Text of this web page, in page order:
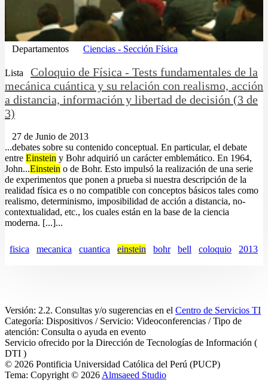
Departamentos Ciencias - Sección Física
Lista
Coloquio de Física - Tests fundamentales de la
mecánica cuántica y su relación con realismo, acción
a distancia, información y libertad de decisión (3 de
3)
27 de Junio de 2013
...debates sobre su contenido conceptual. En particular, el debate
entre Einstein y Bohr adquirió un carácter emblemático. En 1964,
John...Einstein o de Bohr. Esto impulsó la realización de una serie
de experimentos que ponen a prueba si nuestra descripción de la
realidad física es o no compatible con conceptos básicos tales como
realismo, determinismo, imposibilidad de acción a distancia, no-
contextualidad, etc., los cuales están en la base de la ciencia
moderna. [...]...
fisica mecanica cuantica einstein bohr bell coloquio 2013
Versión: 2.2. Consultas y/o sugerencias en el Centro de Servicios TI
Categoría: Dispositivos / Servicio: Videoconferencias / Tipo de
atención: Consulta o ayuda en evento
Servicio ofrecido por la Dirección de Tecnologías de Información (
DTI )
© 2026 Pontificia Universidad Católica del Perú (PUCP)
Tema: Copyright © 2026 Almsaeed Studio